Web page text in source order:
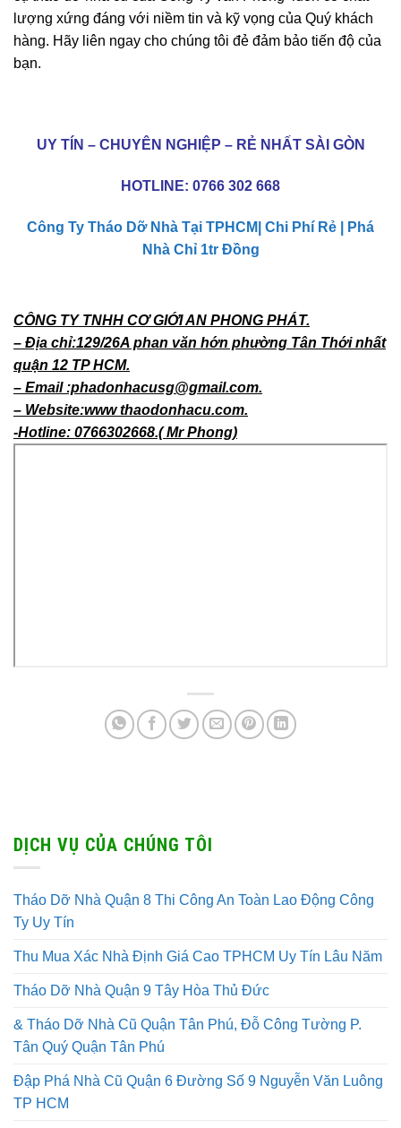
lượng xứng đáng với niềm tin và kỹ vọng của Quý khách
hàng. Hãy liên ngay cho chúng tôi đẻ đảm bảo tiến độ của
bạn.
UY TÍN – CHUYÊN NGHIỆP – RẺ NHẤT SÀI GÒN
HOTLINE: 0766 302 668
Công Ty Tháo Dỡ Nhà Tại TPHCM| Chi Phí Rẻ | Phá
Nhà Chỉ 1tr Đồng
CÔNG TY TNHH CƠ GIỚI AN PHONG PHÁT.
– Địa chỉ:129/26A phan văn hớn phường Tân Thới nhất
quận 12 TP HCM.
– Email :phadonhacusg@gmail.com.
– Website:www thaodonhacu.com.
-Hotline: 0766302668.( Mr Phong)
DỊCH VỤ CỦA CHÚNG TÔI
Tháo Dỡ Nhà Quận 8 Thi Công An Toàn Lao Động Công
Ty Uy Tín
Thu Mua Xác Nhà Định Giá Cao TPHCM Uy Tín Lâu Năm
Tháo Dỡ Nhà Quận 9 Tây Hòa Thủ Đức
& Tháo Dỡ Nhà Cũ Quận Tân Phú, Đỗ Công Tường P.
Tân Quý Quận Tân Phú
Đập Phá Nhà Cũ Quận 6 Đường Số 9 Nguyễn Văn Luông
TP HCM